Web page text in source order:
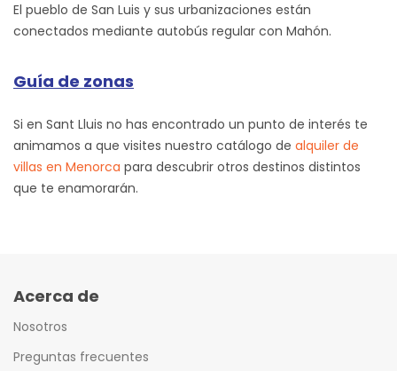
El pueblo de San Luis y sus urbanizaciones están
conectados mediante autobús regular con Mahón.
Guía de zonas
Si en Sant Lluis no has encontrado un punto de interés te
animamos a que visites nuestro catálogo de alquiler de
villas en Menorca para descubrir otros destinos distintos
que te enamorarán.
Acerca de
Nosotros
Preguntas frecuentes